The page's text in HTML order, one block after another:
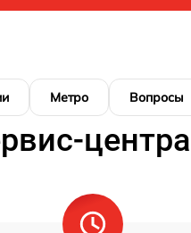
Метро Вопросы
центра